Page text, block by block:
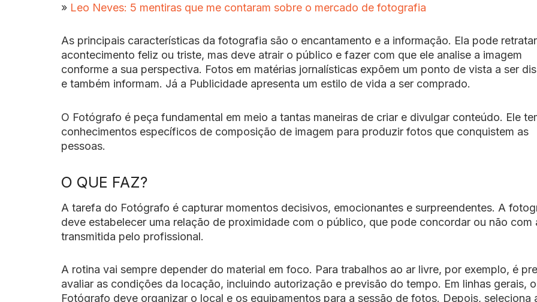
» Leo Neves: 5 mentiras que me contaram sobre o mercado de fotografia
As principais características da fotografia são o encantamento e a informação. Ela pode
acontecimento feliz ou triste, mas deve atrair o público e fazer com que ele analise a imagem
conforme a sua perspectiva. Fotos em matérias jornalísticas expõem um ponto de vista a ser
e também informam. Já a Publicidade apresenta um estilo de vida a ser comprado.
O Fotógrafo é peça fundamental em meio a tantas maneiras de criar e divulgar conteúdo. Ele
conhecimentos específicos de composição de imagem para produzir fotos que conquistem as
pessoas.
O QUE FAZ?
A tarefa do Fotógrafo é capturar momentos decisivos, emocionantes e surpreendentes. A
deve estabelecer uma relação de proximidade com o público, que pode concordar ou não com
transmitida pelo profissional.
A rotina vai sempre depender do material em foco. Para trabalhos ao ar livre, por exemplo, é
avaliar as condições da locação, incluindo autorização e previsão do tempo. Em linhas gerais, o
Fotógrafo deve organizar o local e os equipamentos para a sessão de fotos. Depois, seleciona